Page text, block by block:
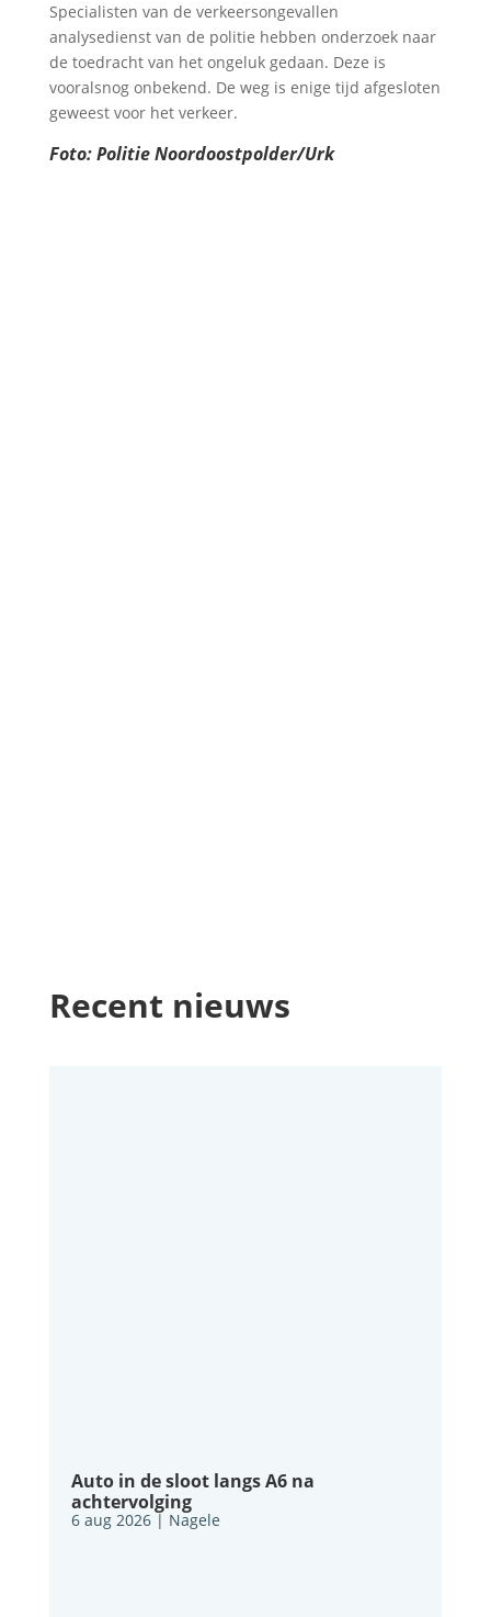
Specialisten van de verkeersongevallen
analysedienst van de politie hebben onderzoek naar
de toedracht van het ongeluk gedaan. Deze is
vooralsnog onbekend. De weg is enige tijd afgesloten
geweest voor het verkeer.
Foto: Politie Noordoostpolder/Urk
Recent nieuws
Auto in de sloot langs A6 na
achtervolging
6 aug 2026| Nagele